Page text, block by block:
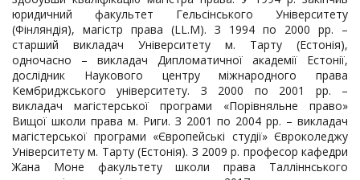
юридичний факультет Гельсінського Університету
(Фінляндія), магістр права (LL.M). З 1994 по 2000 рр. –
старший викладач Університету м. Тарту (Естонія),
одночасно – викладач Дипломатичної академії Естонії,
дослідник Наукового центру міжнародного права
Кембриджського університету. З 2000 по 2001 рр. –
викладач магістерської програми «Порівняльне право»
Вищої школи права м. Риги. З 2001 по 2004 рр. – викладач
магістерської програми «Європейські студії» Євроколеджу
Університету м. Тарту (Естонія). З 2009 р. професор кафедри
Жана Моне факультету школи права Талліннського